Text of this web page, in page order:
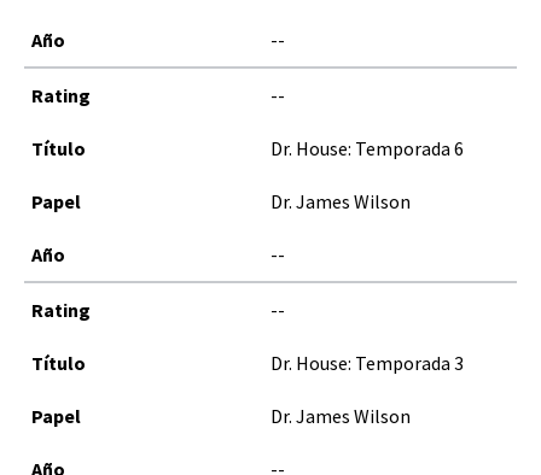
--
--
Dr. House: Temporada 6
Dr. James Wilson
--
--
Dr. House: Temporada 3
Dr. James Wilson
--